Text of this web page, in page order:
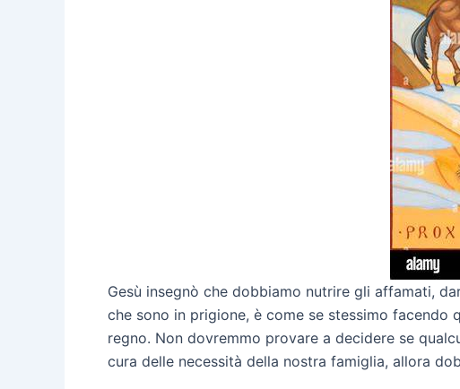
Gesù insegnò che dobbiamo nutrire gli affamati,
che sono in prigione, è come se stessimo facendo
regno. Non dovremmo provare a decidere se
cura delle necessità della nostra famiglia, allora